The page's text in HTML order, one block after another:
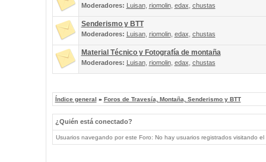
Moderadores: Luisan, riomolin, edax chustas
Senderismo y BTT
Moderadores: Luisan, riomolin, edax chustas
Material Técnico y Fotografía de montaña
Moderadores: Luisan, riomolin, edax chustas
Índice general » Foros de Travesía, Montaña, Senderismo y BTT
¿Quién está conectado?
Usuarios navegando por este Foro: No hay usuarios registrados visitando